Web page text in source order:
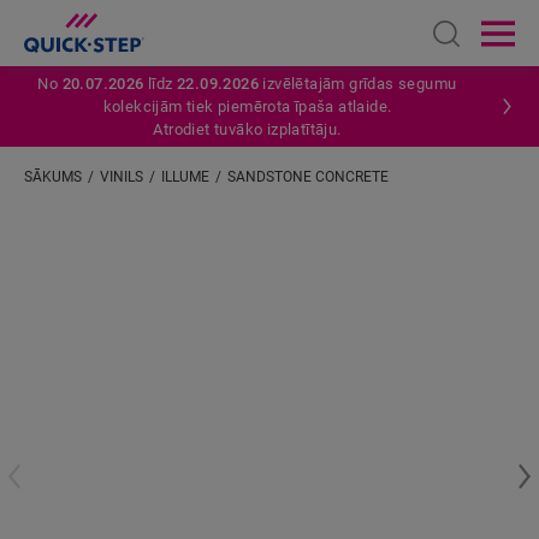
Open
No 20.07.2026 līdz22.09.2026 izvēlētajām grīdas segumu
kolekcijām tiek piemērota īpaša atlaide.
Atrodiet tuvāko izplatītāju.
SĀKUMS VINILS ILLUME SANDSTONE CONCRETE